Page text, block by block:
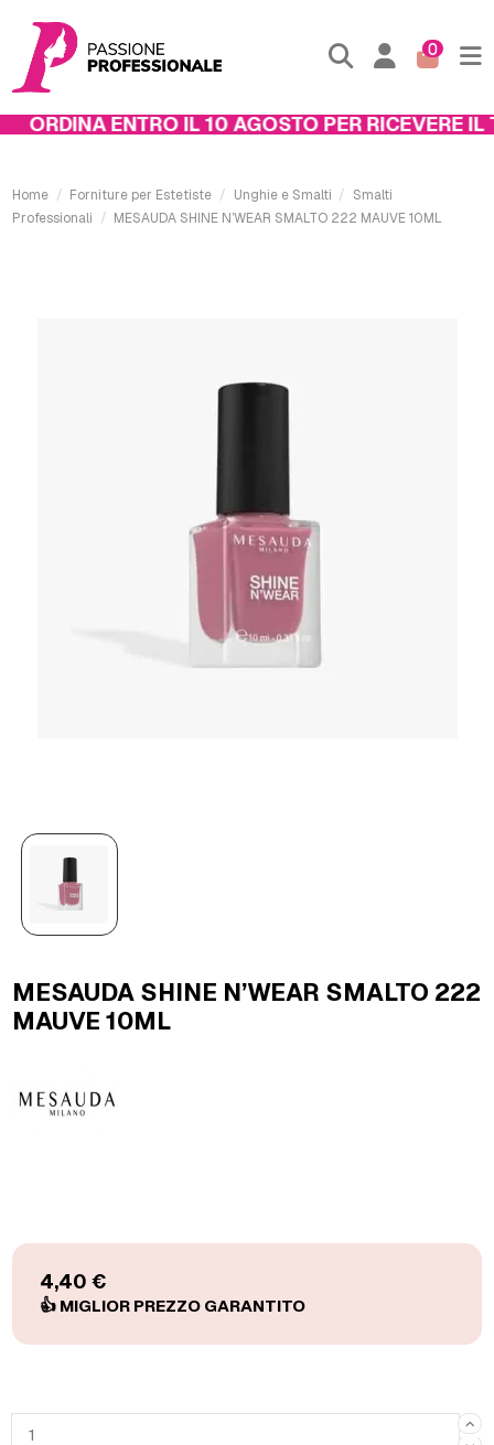
0
ORDINA ENTRO IL 10 AGOSTO PER RICEVERE IL
Home Forniture per Estetiste Unghie e Smalti
Smalti
Professionali
MESAUDA SHINE N’WEAR SMALTO 222 MAUVE 10ML
MESAUDA SHINE N’WEAR SMALTO 222
MAUVE 10ML
4,40 €